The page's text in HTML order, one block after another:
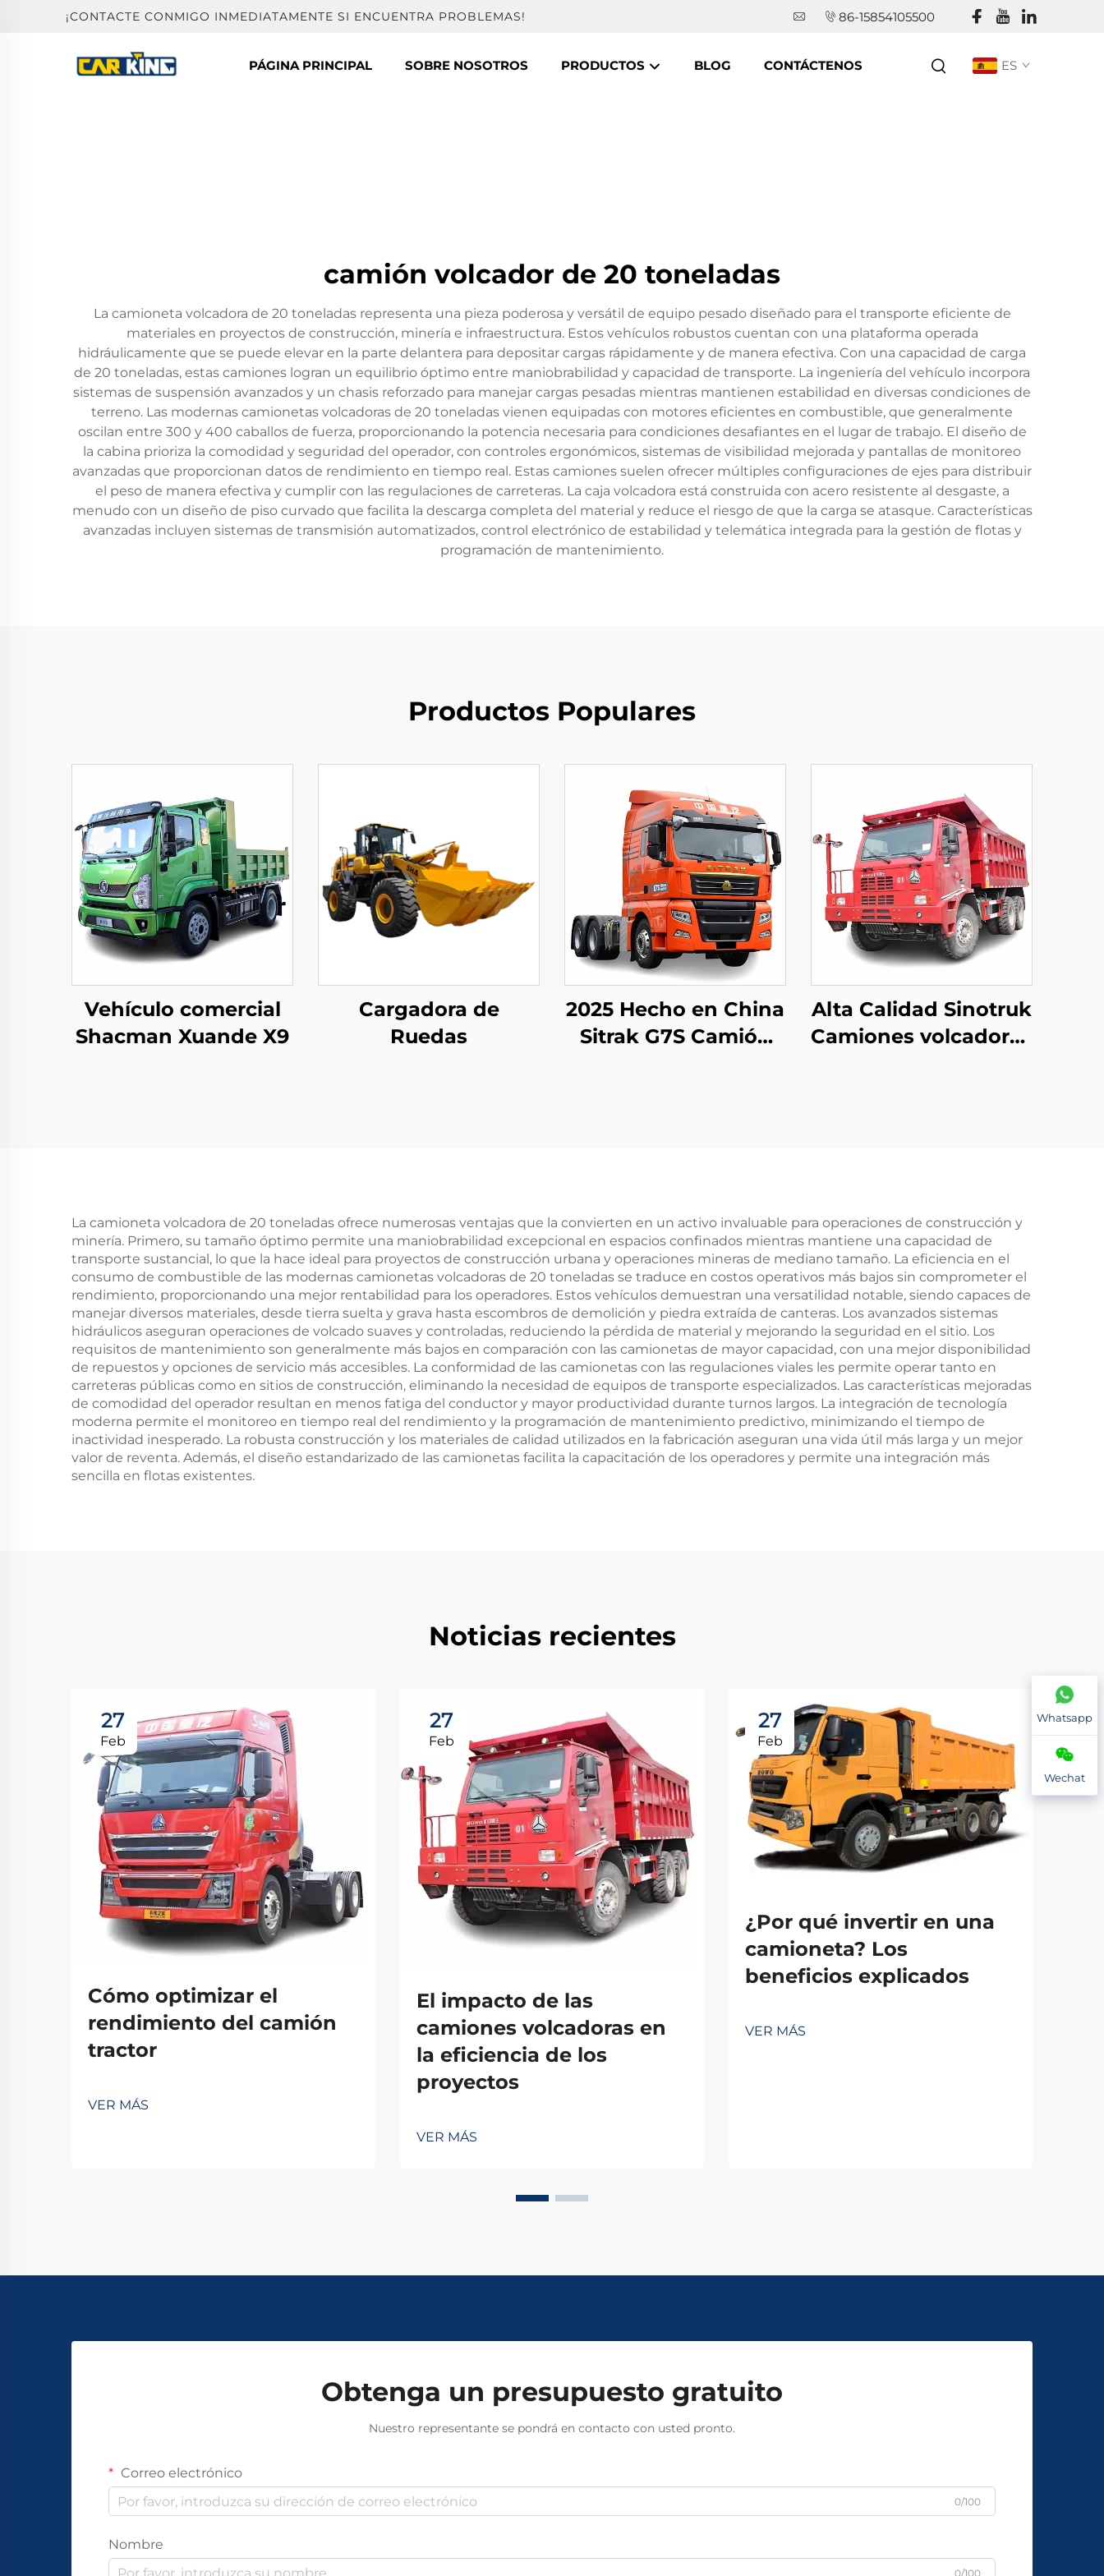
¡CONTACTE CONMIGO INMEDIATAMENTE SI ENCUENTRA PROBLEMAS! 86-15854105500
PÁGINA PRINCIPAL SOBRE NOSOTROS PRODUCTOS BLOG CONTÁCTENOS ES
camión volcador de 20 toneladas
La camioneta volcadora de 20 toneladas representa una pieza poderosa y versátil de equipo pesado diseñado para el transporte eficiente de
materiales en proyectos de construcción, minería e infraestructura. Estos vehículos robustos cuentan con una plataforma operada
hidráulicamente que se puede elevar en la parte delantera para depositar cargas rápidamente y de manera efectiva. Con una capacidad de carga
de 20 toneladas, estas camiones logran un equilibrio óptimo entre maniobrabilidad y capacidad de transporte. La ingeniería del vehículo incorpora
sistemas de suspensión avanzados y un chasis reforzado para manejar cargas pesadas mientras mantienen estabilidad en diversas condiciones de
terreno. Las modernas camionetas volcadoras de 20 toneladas vienen equipadas con motores eficientes en combustible, que generalmente
oscilan entre 300 y 400 caballos de fuerza, proporcionando la potencia necesaria para condiciones desafiantes en el lugar de trabajo. El diseño de
la cabina prioriza la comodidad y seguridad del operador, con controles ergonómicos, sistemas de visibilidad mejorada y pantallas de monitoreo
avanzadas que proporcionan datos de rendimiento en tiempo real. Estas camiones suelen ofrecer múltiples configuraciones de ejes para distribuir
el peso de manera efectiva y cumplir con las regulaciones de carreteras. La caja volcadora está construida con acero resistente al desgaste, a
menudo con un diseño de piso curvado que facilita la descarga completa del material y reduce el riesgo de que la carga se atasque. Características
avanzadas incluyen sistemas de transmisión automatizados, control electrónico de estabilidad y telemática integrada para la gestión de flotas y
programación de mantenimiento.
Productos Populares
Vehículo comercial
Shacman Xuande X9
Cargadora de
Ruedas
2025 Hecho en China
Sitrak G7S Camión
Alta Calidad Sinotruk
Camiones volcadores
venta
La camioneta volcadora de 20 toneladas ofrece numerosas ventajas que la convierten en un activo invaluable para operaciones de construcción y
minería. Primero, su tamaño óptimo permite una maniobrabilidad excepcional en espacios confinados mientras mantiene una capacidad de
transporte sustancial, lo que la hace ideal para proyectos de construcción urbana y operaciones mineras de mediano tamaño. La eficiencia en el
consumo de combustible de las modernas camionetas volcadoras de 20 toneladas se traduce en costos operativos más bajos sin comprometer el
rendimiento, proporcionando una mejor rentabilidad para los operadores. Estos vehículos demuestran una versatilidad notable, siendo capaces de
manejar diversos materiales, desde tierra suelta y grava hasta escombros de demolición y piedra extraída de canteras. Los avanzados sistemas
hidráulicos aseguran operaciones de volcado suaves y controladas, reduciendo la pérdida de material y mejorando la seguridad en el sitio. Los
requisitos de mantenimiento son generalmente más bajos en comparación con las camionetas de mayor capacidad, con una mejor disponibilidad
de repuestos y opciones de servicio más accesibles. La conformidad de las camionetas con las regulaciones viales les permite operar tanto en
carreteras públicas como en sitios de construcción, eliminando la necesidad de equipos de transporte especializados. Las características mejoradas
de comodidad del operador resultan en menos fatiga del conductor y mayor productividad durante turnos largos. La integración de tecnología
moderna permite el monitoreo en tiempo real del rendimiento y la programación de mantenimiento predictivo, minimizando el tiempo de
inactividad inesperado. La robusta construcción y los materiales de calidad utilizados en la fabricación aseguran una vida útil más larga y un mejor
valor de reventa. Además, el diseño estandarizado de las camionetas facilita la capacitación de los operadores y permite una integración más
sencilla en flotas existentes.
Noticias recientes
27
Feb
Cómo optimizar el
rendimiento del camión
tractor
VER MÁS
27
Feb
El impacto de las
camiones volcadoras en
la eficiencia de los
proyectos
VER MÁS
27
Feb
¿Por qué invertir en una
camioneta? Los
beneficios explicados
VER MÁS
Obtenga un presupuesto gratuito
Nuestro representante se pondrá en contacto con usted pronto.
Correo electrónico
0/100
Nombre
0/100
Whatsapp
Wechat